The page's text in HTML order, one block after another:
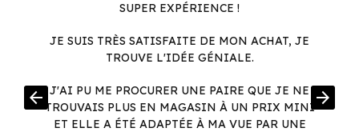
SUPER EXPÉRIENCE !
JE SUIS TRÈS SATISFAITE DE MON ACHAT, JE
TROUVE L'IDÉE GÉNIALE.
J'AI PU ME PROCURER UNE PAIRE QUE JE NE
TROUVAIS PLUS EN MAGASIN À UN PRIX MINI
ET ELLE A ÉTÉ ADAPTÉE À MA VUE PAR UNE
arrow_back arrow_forward